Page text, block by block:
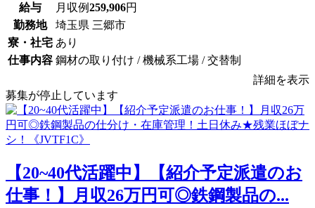
給与 月収例259,906円
勤務地
埼玉県 三郷市
寮・社宅 あり
仕事内容 鋼材の取り付け / 機械系工場 / 交替制
詳細を表示
募集が停止しています
【20~40代活躍中】【紹介予定派遣のお
仕事！】月収26万円可◎鉄鋼製品の...